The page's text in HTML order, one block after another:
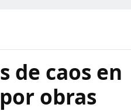
de caos en
obras